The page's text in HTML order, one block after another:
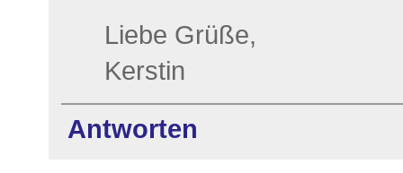
Liebe Grüße,
Kerstin
Antworten